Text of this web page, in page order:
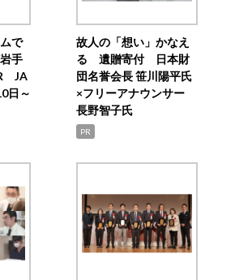
で
手
JA
日～
故人の「想い」かなえ
る 遺贈寄付 日本財
団名誉会長 笹川陽平氏
×フリーアナウンサー
長野智子氏
PR